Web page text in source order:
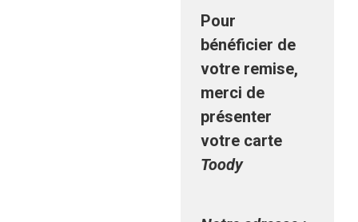
Pour
bénéficier de
votre remise,
merci de
présenter
votre carte
Toody